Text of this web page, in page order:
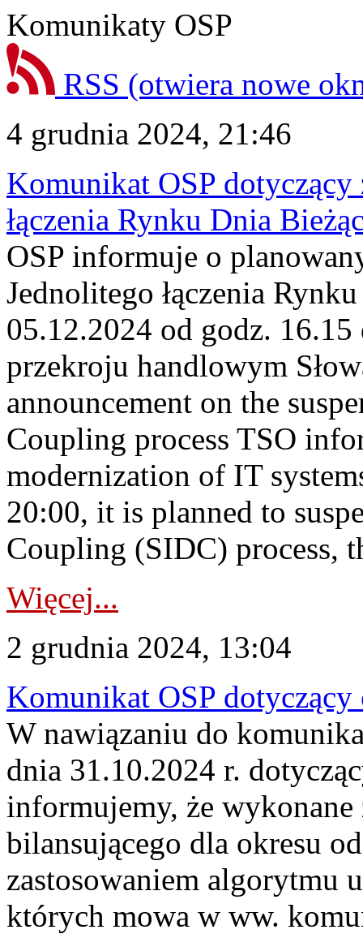
Komunikaty OSP
RSS (otwiera nowe
4 grudnia 2024, 21:46
Komunikat OSP dotyczący
łączenia Rynku Dnia
OSP informuje o
Jednolitego łączenia
05.12.2024 od godz.
przekroju handlowym
announcement on the
Coupling process TSO
modernization of IT
20:00, it is planned to
Coupling (SIDC) process,
Więcej...
2 grudnia 2024, 13:04
Komunikat OSP
W nawiązaniu do
dnia 31.10.2024 r.
informujemy, że
bilansującego dla okresu
zastosowaniem algorytmu
których mowa w ww.